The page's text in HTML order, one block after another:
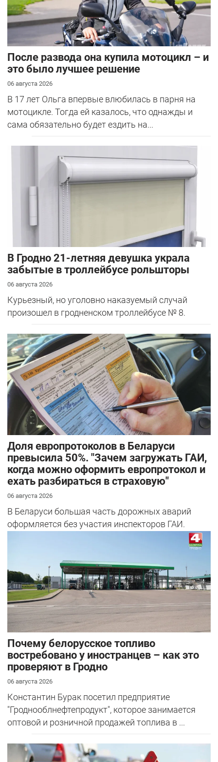
После развода она купила мотоцикл – и
это было лучшее решение
06 августа 2026
В 17 лет Ольга впервые влюбилась в парня на
мотоцикле. Тогда ей казалось, что однажды и
сама обязательно будет ездить на...
В Гродно 21-летняя девушка украла
забытые в троллейбусе рольшторы
06 августа 2026
Курьезный, но уголовно наказуемый случай
произошел в гродненском троллейбусе № 8.
Доля европротоколов в Беларуси
превысила 50%. "Зачем загружать ГАИ,
когда можно оформить европротокол и
ехать разбираться в страховую"
06 августа 2026
В Беларуси большая часть дорожных аварий
оформляется без участия инспекторов ГАИ.
Почему белорусское топливо
востребовано у иностранцев – как это
проверяют в Гродно
06 августа 2026
Константин Бурак посетил предприятие
"Гроднооблнефтепродукт", которое занимается
оптовой и розничной продажей топлива в ...